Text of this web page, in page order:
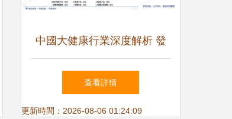
中國大健康行業深度解析 發
展概況、市場需求與投資前景
預測（智研咨詢）
查看詳情
更新時間：2026-08-06 01:24:09